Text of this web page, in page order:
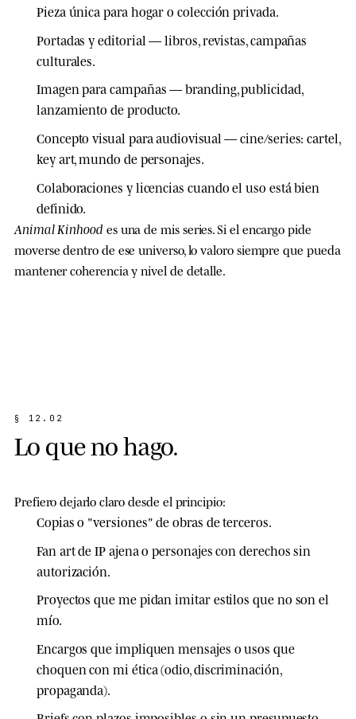
Pieza única para hogar o colección privada.
Portadas y editorial — libros, revistas, campañas
culturales.
Imagen para campañas— branding, publicidad,
lanzamiento de producto.
Concepto visual para audiovisual — cine/series: cartel,
key art, mundo de personajes.
Colaboraciones y licencias cuando el uso está bien
definido.
Animal Kinhood es una de mis series. Si el encargo pide
moverse dentro de ese universo, lo valoro siempre que pueda
mantener coherencia y nivel de detalle.
§ 1 2 . 0 2
Loquenohago.
Prefiero dejarlo claro desde el principio:
Copiaso "versiones" de obras de terceros.
Fan artde IP ajena o personajes con derechos sin
autorización.
Proyectos que me pidanimitar estilos que no son el
mío.
Encargos que impliquen mensajes o usos que
choquen con mi ética (odio, discriminación,
propaganda).